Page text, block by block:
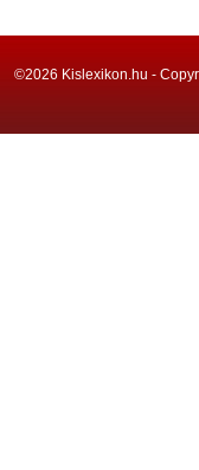
©2026 Kislexikon.hu -